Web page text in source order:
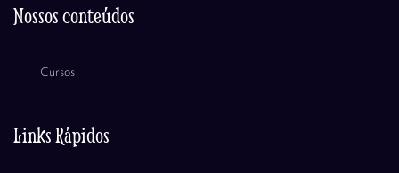
Nossos conteúdos
Cursos
Links Rápidos